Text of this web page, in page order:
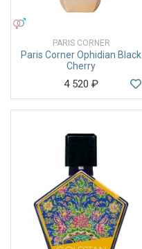
PARIS CORNER
Paris Corner Ophidian Black
Cherry
4 520 ₽